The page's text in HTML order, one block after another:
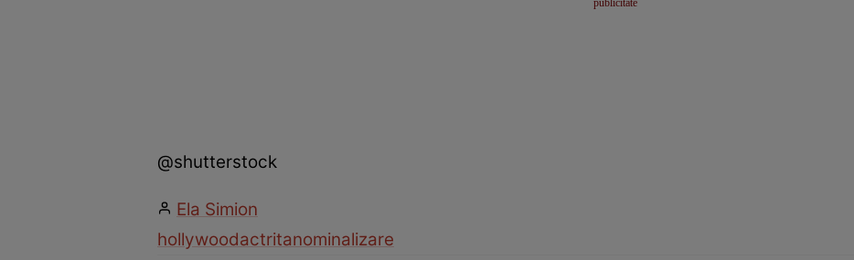
@shutterstock
Ela Simion
hollywoodactritanominalizare